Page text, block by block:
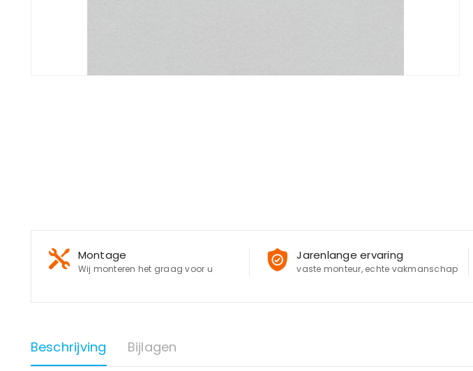
Montage
Wij monteren het graag voor u
Jarenlange ervaring
vaste monteur, echte vakmanschap
Beschrijving Bijlagen